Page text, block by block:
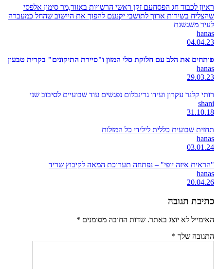
ראיון לכבוד חג הפסחעם זקן ראשי הרשויות באזור,מר סימון אלפסי
שהצליח בשירות ארוך לתושבי יקנעם להפוך את היישוב שהחל כמעברה
לעיר משגשגת
hanas
04.04.23
פותחים את הלב עם חלוקת סלי המזון ו"סיירת התיקונים" בקרית טבעון
hanas
29.03.23
רותי קלנר עקרון ועידו גרינבלום נפגשים עוד שבועיים לסיבוב שני
shani
31.10.18
תחזית שבועית כללית לילידי כל המזלות
hanas
03.01.24
"הראית איזה יופי" – נפתחה תערוכת המאה לקיבוץ שריד
hanas
20.04.26
כתיבת תגובה
האימייל לא יוצג באתר. שדות החובה מסומנים *
התגובה שלך *